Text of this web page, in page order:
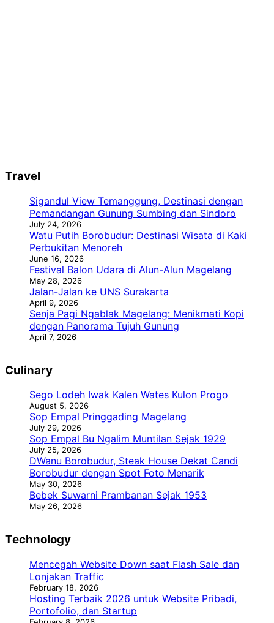
Travel
Sigandul View Temanggung, Destinasi dengan
Pemandangan Gunung Sumbing dan Sindoro
July 24, 2026
Watu Putih Borobudur: Destinasi Wisata di Kaki
Perbukitan Menoreh
June 16, 2026
Festival Balon Udara di Alun-Alun Magelang
May 28, 2026
Jalan-Jalan ke UNS Surakarta
April 9, 2026
Senja Pagi Ngablak Magelang: Menikmati Kopi
dengan Panorama Tujuh Gunung
April 7, 2026
Culinary
Sego Lodeh Iwak Kalen Wates Kulon Progo
August 5, 2026
Sop Empal Pringgading Magelang
July 29, 2026
Sop Empal Bu Ngalim Muntilan Sejak 1929
July 25, 2026
DWanu Borobudur, Steak House Dekat Candi
Borobudur dengan Spot Foto Menarik
May 30, 2026
Bebek Suwarni Prambanan Sejak 1953
May 26, 2026
Technology
Mencegah Website Down saat Flash Sale dan
Lonjakan Traffic
February 18, 2026
Hosting Terbaik 2026 untuk Website Pribadi,
Portofolio, dan Startup